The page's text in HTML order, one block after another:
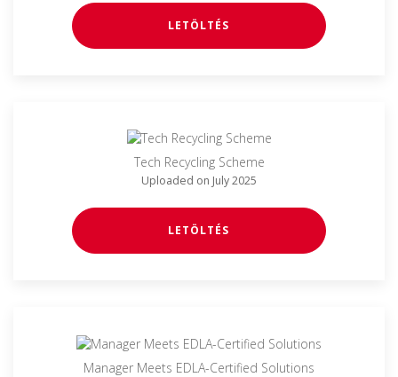
LETÖLTÉS
Tech Recycling Scheme
Uploaded on July 2025
LETÖLTÉS
Manager Meets EDLA-Certified Solutions